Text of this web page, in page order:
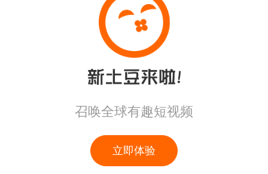
召唤全球有趣短视频
立即体验